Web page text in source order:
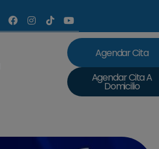
Agendar Cita
Agendar Cita A
Domicilio